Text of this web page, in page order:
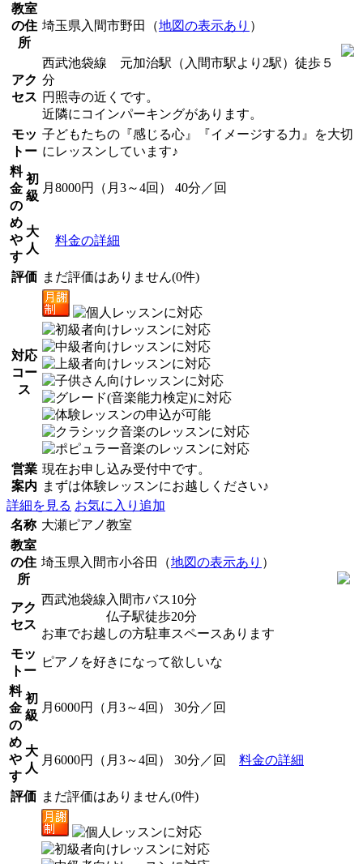
教室
の住
所
埼玉県入間市野田（地図の表示あり ）
アク
セス
西武池袋線 元加治駅（入間市駅より2駅）徒歩５
分
円照寺の近くです。
近隣にコインパーキングがあります。
モッ
トー
子どもたちの『感じる心』『イメージする力』を大切
にレッスンしています♪
料
金
の
め
や
す
初
級
月8000円（月3～4回） 40分／回
大
人
料金の詳細
評価 まだ評価はありません(0件)
対応
コー
ス
営業
案内
現在お申し込み受付中です。
まずは体験レッスンにお越しください♪
詳細を見る お気に入り追加
名称 大瀬ピアノ教室
教室
の住
所
埼玉県入間市小谷田（地図の表示あり ）
アク
セス
西武池袋線入間市バス10分
仏子駅徒歩20分
お車でお越しの方駐車スペースあります
モッ
トー
ピアノを好きになって欲しいな
料
金
の
め
や
す
初
級
月6000円（月3～4回） 30分／回
大
人
月6000円（月3～4回） 30分／回 料金の詳細
評価 まだ評価はありません(0件)